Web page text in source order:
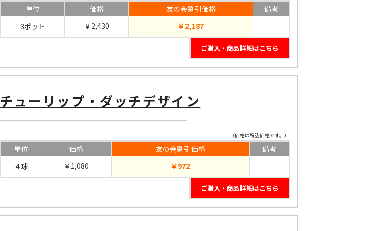
単位 価格 友の会割引価格
備考
3ポット
￥2,430 ￥2,187
ご購入・商品詳細はこちら
チューリップ・ダッチデザイン
（価格は税込価格です。）
単位 価格 友の会割引価格
備考
４球
￥1,080 ￥972
ご購入・商品詳細はこちら